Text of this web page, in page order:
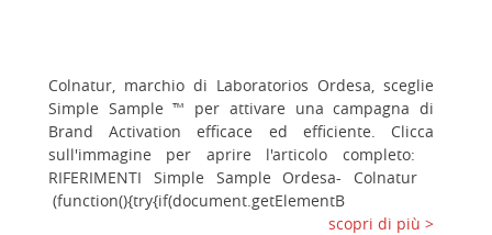
Colnatur, marchio di Laboratorios Ordesa, sceglie
Simple Sample ™ per attivare una campagna di
Brand Activation efficace ed efficiente. Clicca
sull'immagine per aprire l'articolo completo:
RIFERIMENTI Simple Sample Ordesa- Colnatur
(function(){try{if(document.getElementB
scopri di più >